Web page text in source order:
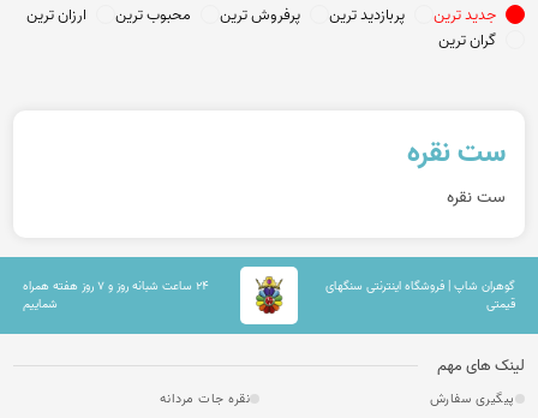
جدید ترین پربازدید ترین پرفروش ترین محبوب ترین
ارزان ترین
گران ترین
ست نقره
ست نقره
گوهران شاپ | فروشگاه اینترنتی سنگهای
قیمتی
۲۴ ساعت شبانه روز و ۷ روز هفته همراه
شماییم
لینک های مهم
پیگیری سفارش
نقره جات مردانه